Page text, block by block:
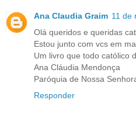
Ana Claudia Graim 11 de
Olá queridos e queridas
Estou junto com vcs em
Um livro que todo católico
Ana Cláudia Mendonça
Paróquia de Nossa
Responder